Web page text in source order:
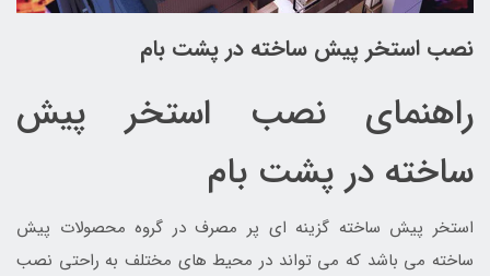
نصب استخر پیش ساخته در پشت بام
راهنمای نصب استخر پیش
ساخته در پشت بام
استخر پیش ساخته گزینه ای پر مصرف در گروه محصولات پیش
ساخته می باشد که می تواند در محیط های مختلف به راحتی نصب